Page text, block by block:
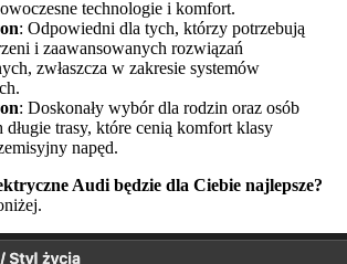
technologie i komfort.​
: Odpowiedni dla tych, którzy potrzebują
i zaawansowanych rozwiązań
zwłaszcza w zakresie systemów
: Doskonały wybór dla rodzin oraz osób
długie trasy, które cenią komfort klasy
napęd.
Audi będzie dla Ciebie najlepsze?